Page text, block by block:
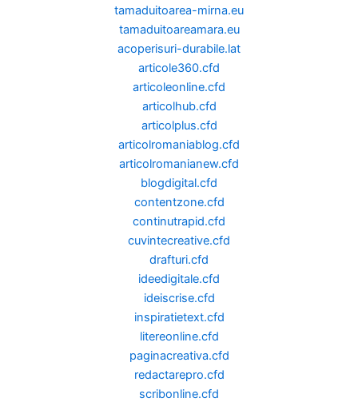
tamaduitoarea-mirna.eu
tamaduitoareamara.eu
acoperisuri-durabile.lat
articole360.cfd
articoleonline.cfd
articolhub.cfd
articolplus.cfd
articolromaniablog.cfd
articolromanianew.cfd
blogdigital.cfd
contentzone.cfd
continutrapid.cfd
cuvintecreative.cfd
drafturi.cfd
ideedigitale.cfd
ideiscrise.cfd
inspiratietext.cfd
litereonline.cfd
paginacreativa.cfd
redactarepro.cfd
scribonline.cfd